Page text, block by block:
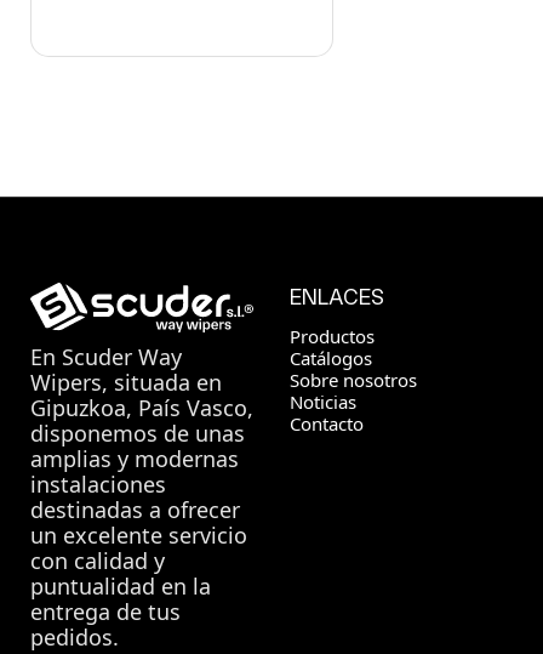
En Scuder Way
Wipers, situada en
Gipuzkoa, País Vasco,
disponemos de unas
amplias y modernas
instalaciones
destinadas a ofrecer
un excelente servicio
con calidad y
puntualidad en la
entrega de tus
pedidos.
ENLACES
Productos
Catálogos
Sobre nosotros
Noticias
Contacto